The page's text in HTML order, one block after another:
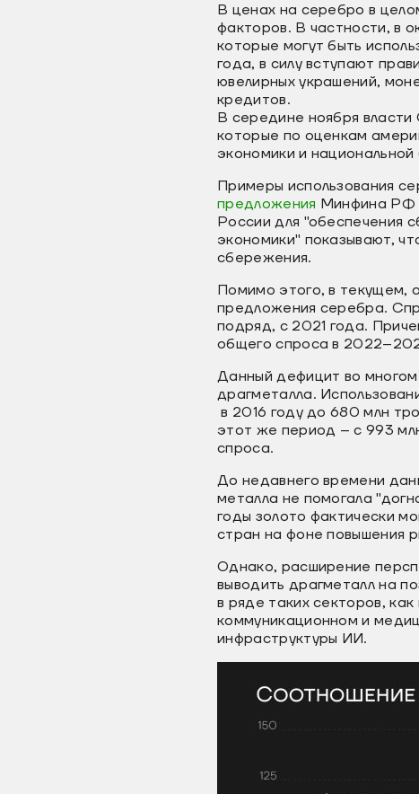
В ценах на серебро в
факторов. В частности, в
которые могут быть
года, в силу вступают
ювелирных украшений,
кредитов.
В середине ноября
которые по оценкам
экономики и
Примеры использования
предложения Минфина РФ
России для "обеспечения
экономики" показывают,
сбережения.
Помимо этого, в текущем,
предложения серебра.
подряд, с 2021 года.
общего спроса в
Данный дефицит во многом
драгметалла.
в 2016 году до 680 млн
этот же период – с 993
спроса.
До недавнего времени
металла не помогала
годы золото фактически
стран на фоне повышения
Однако, расширение
выводить драгметалл на
в ряде таких секторов,
коммуникационном и
инфраструктуры ИИ.